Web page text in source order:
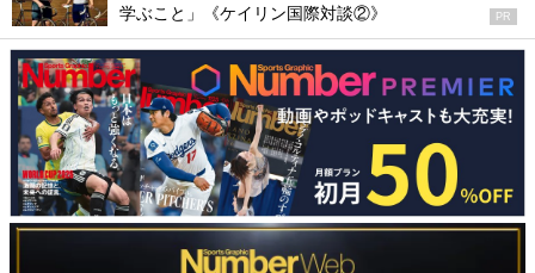
学ぶこと」《ケイリン国際対談②》
PR